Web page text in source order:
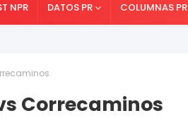
NPR DATOS PR COLUMNAS PR
Correcaminos